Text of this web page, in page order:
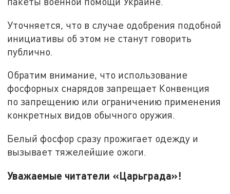
Уточняется, что в случае одобрения подобной
инициативы об этом не станут говорить
публично.
Обратим внимание, что использование
фосфорных снарядов запрещает Конвенция
по запрещению или ограничению применения
конкретных видов обычного оружия.
Белый фосфор сразу прожигает одежду и
вызывает тяжелейшие ожоги.
Уважаемые читатели «Царьграда»!